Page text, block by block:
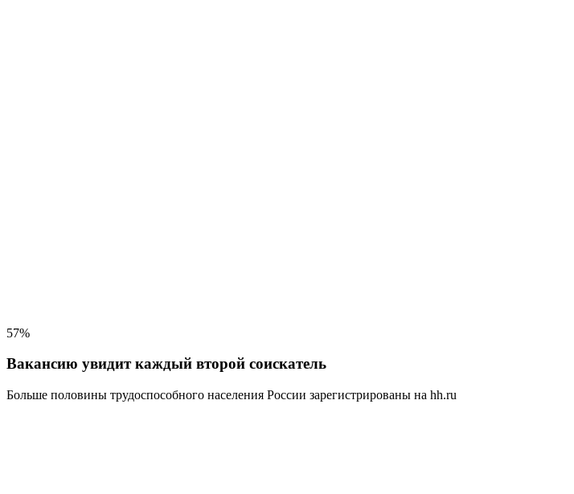
57%
Вакансию увидит каждый второй соискатель
Больше половины трудоспособного населения России зарегистрированы на hh.ru